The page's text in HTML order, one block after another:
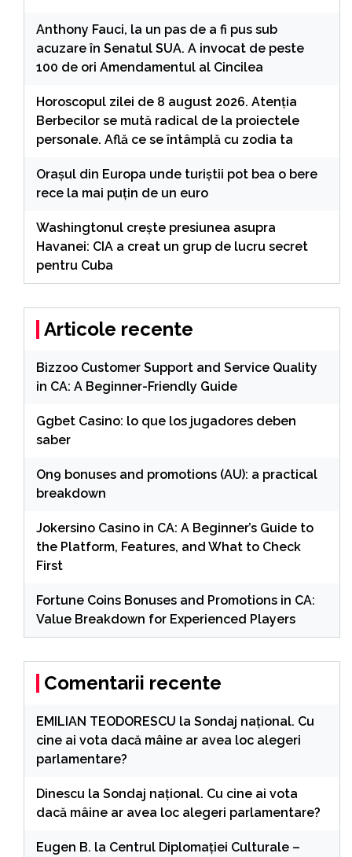
Anthony Fauci, la un pas de a fi pus sub
acuzare în Senatul SUA. A invocat de peste
100 de ori Amendamentul al Cincilea
Horoscopul zilei de 8 august 2026. Atenția
Berbecilor se mută radical de la proiectele
personale. Află ce se întâmplă cu zodia ta
Orașul din Europa unde turiștii pot bea o bere
rece la mai puțin de un euro
Washingtonul creşte presiunea asupra
Havanei: CIA a creat un grup de lucru secret
pentru Cuba
Articole recente
Bizzoo Customer Support and Service Quality
in CA: A Beginner-Friendly Guide
Ggbet Casino: lo que los jugadores deben
saber
On9 bonuses and promotions (AU): a practical
breakdown
Jokersino Casino in CA: A Beginner’s Guide to
the Platform, Features, and What to Check
First
Fortune Coins Bonuses and Promotions in CA:
Value Breakdown for Experienced Players
Comentarii recente
EMILIAN TEODORESCU la Sondaj național. Cu
cine ai vota dacă mâine ar avea loc alegeri
parlamentare?
Dinescu la Sondaj național. Cu cine ai vota
dacă mâine ar avea loc alegeri parlamentare?
Eugen B. la Centrul Diplomației Culturale –